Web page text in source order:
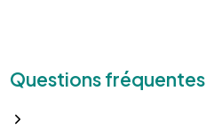
Questions fréquentes